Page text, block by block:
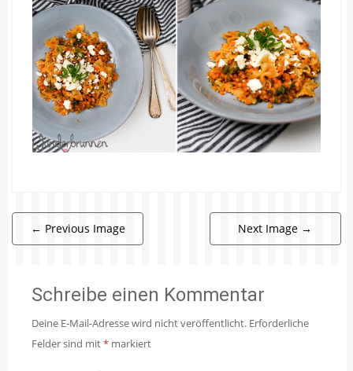
← Previous Image Next Image →
Schreibe einen Kommentar
Deine E-Mail-Adresse wird nicht veröffentlicht. Erforderliche
Felder sind mit* markiert